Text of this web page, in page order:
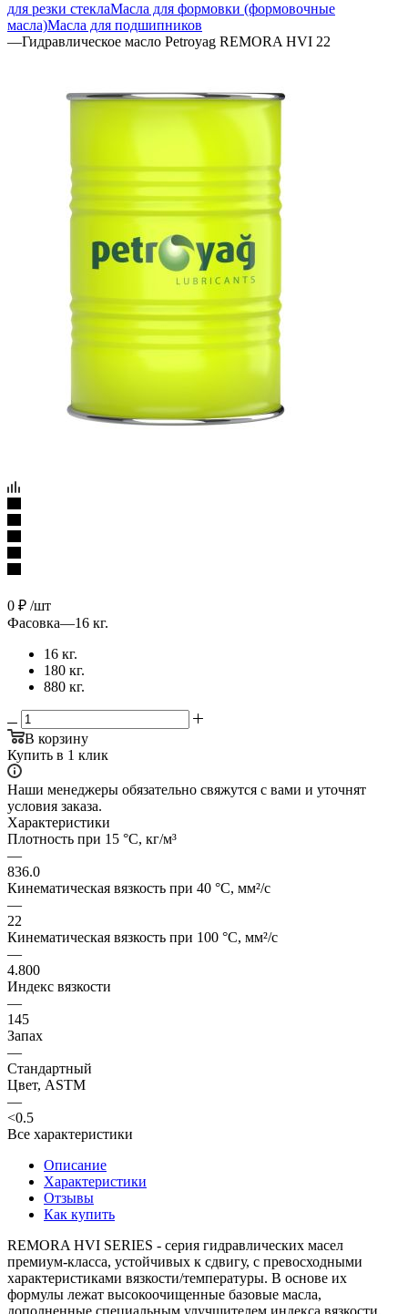
для резки стеклаМасла для формовки (формовочные
масла)Масла для подшипников
—Гидравлическое масло Petroyag REMORA HVI 22
0 ₽ /шт
Фасовка—16 кг.
16 кг.
180 кг.
880 кг.
В корзину
Купить в 1 клик
Наши менеджеры обязательно свяжутся с вами и уточнят
условия заказа.
Характеристики
Плотность при 15 °C, кг/м³
—
836.0
Кинематическая вязкость при 40 °C, мм²/с
—
22
Кинематическая вязкость при 100 °C, мм²/с
—
4.800
Индекс вязкости
—
145
Запах
—
Стандартный
Цвет, ASTM
—
<0.5
Все характеристики
Описание
Характеристики
Отзывы
Как купить
REMORA HVI SERIES - серия гидравлических масел
премиум-класса, устойчивых к сдвигу, с превосходными
характеристиками вязкости/температуры. В основе их
формулы лежат высокоочищенные базовые масла,
дополненные специальным улучшителем индекса вязкости,